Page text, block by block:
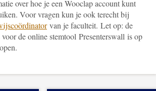
over hoe je een Wooclap account kunt
Voor vragen kun je ook terecht bij
van je faculteit. Let op: de
de online stemtool Presenterswall is op